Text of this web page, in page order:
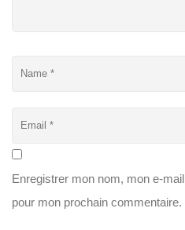
Enregistrer mon nom, mon e-
pour mon prochain commentaire.